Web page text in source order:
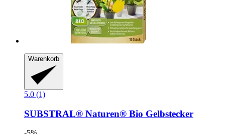
Warenkorb
5.0 (1)
SUBSTRAL® Naturen® Bio Gelbstecker